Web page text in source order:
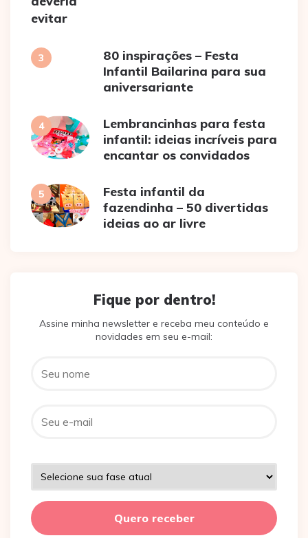
80 inspirações – Festa
Infantil Bailarina para sua
aniversariante
Lembrancinhas para festa
infantil: ideias incríveis para
encantar os convidados
Festa infantil da
fazendinha – 50 divertidas
ideias ao ar livre
Fique por dentro!
Assine minha newsletter e receba meu conteúdo e
novidades em seu e-mail: